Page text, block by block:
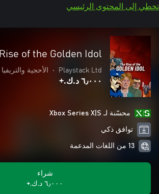
تخطي إلى المحتوى الرئيسي
of the Golden Idol
Playstack Ltd
• الأحجية والتريفيا
٦٫٠٠٠ د.ك.‏+
محسّنة لـ Xbox Series X|S
توافق ذكي
13 من اللغات المدعمة
شراء
٦٫٠٠٠ د.ك.‏+